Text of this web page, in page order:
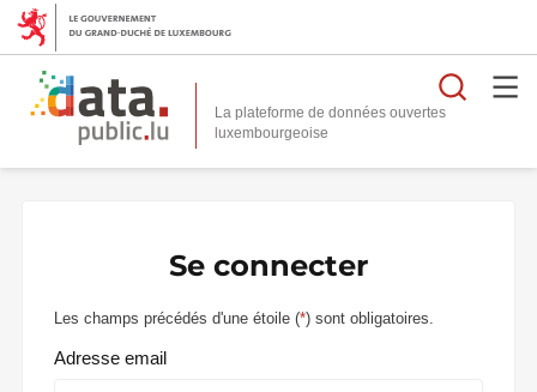
La plateforme de données ouvertes
Se connecter
Les champs précédés d'une étoile (*) sont obligatoires.
Adresse email